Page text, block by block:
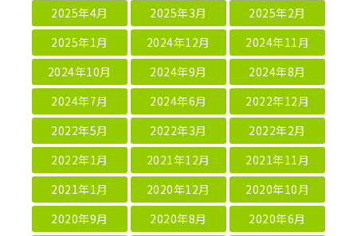
2025年4月
2025年3月
2025年2月
2025年1月
2024年12月
2024年11月
2024年10月
2024年9月
2024年8月
2024年7月
2024年6月
2022年12月
2022年5月
2022年3月
2022年2月
2022年1月
2021年12月
2021年11月
2021年1月
2020年12月
2020年10月
2020年9月
2020年8月
2020年6月